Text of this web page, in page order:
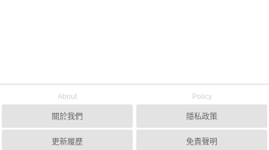
About
關於我們
更新履歷
Policy
隱私政策
免責聲明